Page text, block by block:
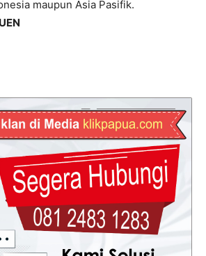
maupun Asia Pasifik.